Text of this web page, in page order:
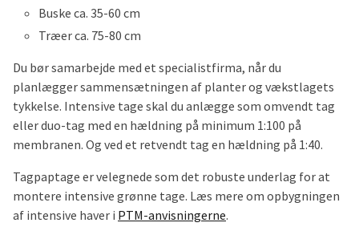
Buske ca. 35-60 cm
Træer ca. 75-80 cm
Du bør samarbejde med et specialistfirma, når du
planlægger sammensætningen af planter og vækstlagets
tykkelse. Intensive tage skal du anlægge som omvendt tag
eller duo-tag med en hældning på minimum 1:100 på
membranen. Og ved et retvendt tag en hældning på 1:40.
Tagpaptage er velegnede som det robuste underlag for at
montere intensive grønne tage. Læs mere om opbygningen
af intensive haver i PTM-anvisningerne.